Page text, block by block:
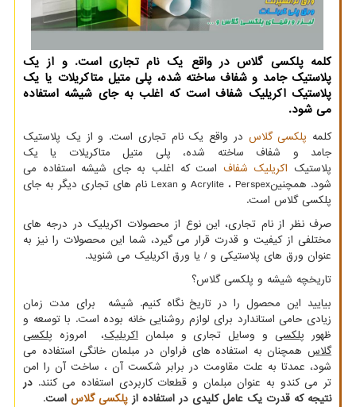
كلمه پلكسی گلاس در واقع یك نام تجاری است. و از یك
پلاستیك جامد و شفاف ساخته شده، پلی متیل متاكریلات یا یك
پلاستیك اكریلیك شفاف است كه اغلب به جای شیشه استفاده
می شود.
کلمه پلکسی گلاس در واقع یک نام تجاری است. و از یک پلاستیک
جامد و شفاف ساخته شده، پلی متیل متاکریلات یا یک
پلاستیک اکریلیک شفاف است که اغلب به جای شیشه استفاده می
شود. همچنینPerspex ، Acrylite و Lexan نام های تجاری دیگر به جای
پلکسی گلاس است.
صرف نظر از نام تجاری، این نوع از محصولات اکریلیک در درجه های
مختلفی از کیفیت و قدرت قرار می گیرد، شما این محصولات را نیز به
عنوان ورق های پلاستیکی و / یا ورق اکریلیک می شنوید.
تاریخچه شیشه و پلکسی گلاس؟
بیایید این محصول را در تاریخ نگاه کنیم. شیشه برای مدت زمان
زیادی حامی استاندارد برای لوازم روشنایی خانه بوده است. با توسعه و
ظهور پلکسیو وسایل تجاری و مبلماناکریلیک، امروزه پلکسی
گلاس همچنان به استفاده های فراوان در مبلمان خانگی استفاده می
شود، عمدتا به علت مقاومت در برابر شکست آن ، ساخت آن را امن
تر می کندو به عنوان مبلمان و قطعات کاربردی استفاده می کنند. در
نتیجه که قدرت یک عامل کلیدی در استفاده از پلکسی گلاس است.